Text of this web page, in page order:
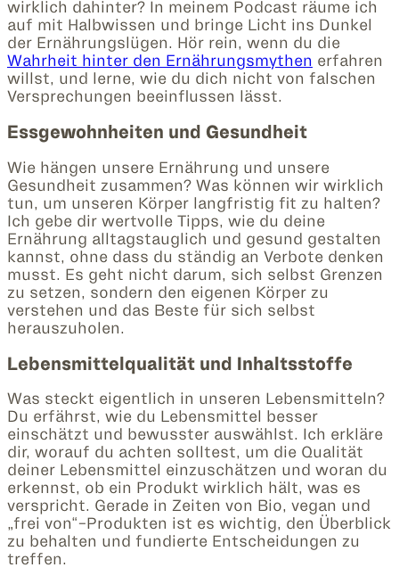
wirklich dahinter? In meinem Podcast räume ich
auf mit Halbwissen und bringe Licht ins Dunkel
der Ernährungslügen. Hör rein, wenn du die
Wahrheit hinter den Ernährungsmythen erfahren
willst, und lerne, wie du dich nicht von falschen
Versprechungen beeinflussen lässt.
Essgewohnheiten und Gesundheit
Wie hängen unsere Ernährung und unsere
Gesundheit zusammen? Was können wir wirklich
tun, um unseren Körper langfristig fit zu halten?
Ich gebe dir wertvolle Tipps, wie du deine
Ernährung alltagstauglich und gesund gestalten
kannst, ohne dass du ständig an Verbote denken
musst. Es geht nicht darum, sich selbst Grenzen
zu setzen, sondern den eigenen Körper zu
verstehen und das Beste für sich selbst
herauszuholen.
Lebensmittelqualität und Inhaltsstoffe
Was steckt eigentlich in unseren Lebensmitteln?
Du erfährst, wie du Lebensmittel besser
einschätzt und bewusster auswählst. Ich erkläre
dir, worauf du achten solltest, um die Qualität
deiner Lebensmittel einzuschätzen und woran du
erkennst, ob ein Produkt wirklich hält, was es
verspricht. Gerade in Zeiten von Bio, vegan und
„frei von“-Produkten ist es wichtig, den Überblick
zu behalten und fundierte Entscheidungen zu
treffen.